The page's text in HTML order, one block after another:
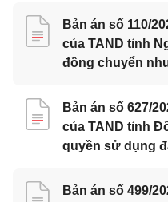
Bản án số 110/
của TAND tỉnh
đồng chuyển
Bản án số 627/
của TAND tỉnh
quyền sử dụng
Bản án số 499/